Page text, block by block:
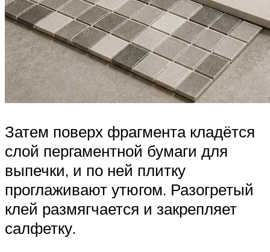
Затем поверх фрагмента кладётся
слой пергаментной бумаги для
выпечки, и по ней плитку
проглаживают утюгом. Разогретый
клей размягчается и закрепляет
салфетку.